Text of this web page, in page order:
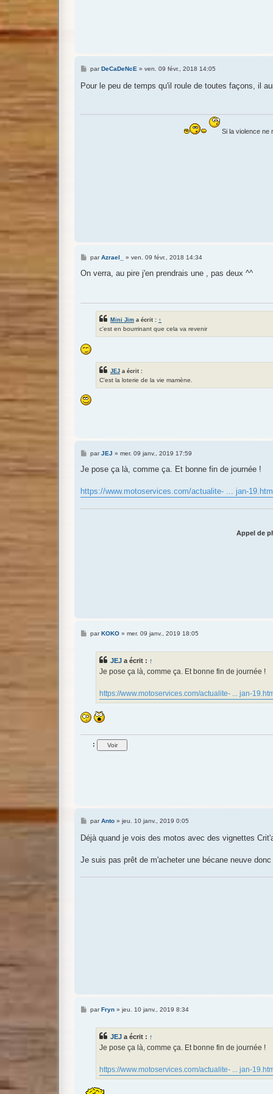
M
s
parDeCaDeNcE » ven. 09 févr., 2018 14:05
Pour le peu de temps qu'il roule de toutes façons, il
Si la violence ne
M
s
parAzrael_ » ven. 09 févr., 2018 14:34
On verra, au pire j'en prendrais une , pas deux ^^
Mini Jim a écrit : ↑
c'est en bourrinant que cela va revenir
JEJ a écrit :
C'est la loterie de la vie mamène.
M
s
g
e
parJEJ » mer. 09 janv., 2019 17:59
Je pose ça là, comme ça. Et bonne fin de journée !
https://www.motoservices.com/actualite- ... jan-19.htm
Appel de
MparKOKO» mer. 09 janv., 2019 18:05
JEJ a écrit : ↑
Je pose ça là, comme ça. Et bonne fin de journée !
https://www.motoservices.com/actualite- ... jan-
:
M
s
s
e
parAnto» jeu. 10 janv., 2019 0:05
Déjà quand je vois des motos avec des vignettes
Je suis pas prêt de m'acheter une bécane neuve
MparFryn» jeu. 10 janv., 2019 8:34
JEJ a écrit : ↑
Je pose ça là, comme ça. Et bonne fin de journée !
https://www.motoservices.com/actualite- ... jan-